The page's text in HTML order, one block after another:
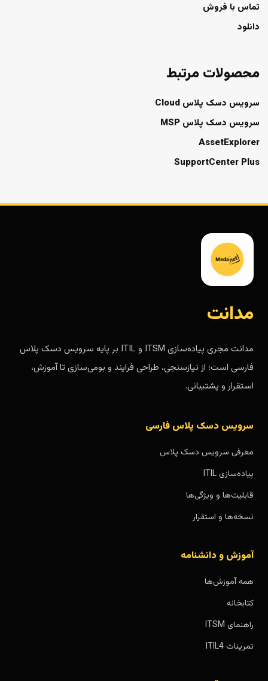
تماس با فروش
دانلود
محصولات مرتبط
سرویس دسک پلاس Cloud
سرویس دسک پلاس MSP
AssetExplorer
SupportCenter Plus
مدانت
مدانت مجری پیاده‌سازی ITSM و ITIL بر پایه سرویس دسک پلاس
فارسی است؛ از نیازسنجی، طراحی فرایند و بومی‌سازی تا آموزش،
استقرار و پشتیبانی.
سرویس دسک پلاس فارسی
معرفی سرویس دسک پلاس
پیاده‌سازی ITIL
قابلیت‌ها و ویژگی‌ها
نسخه‌ها و استقرار
آموزش و دانشنامه
همه آموزش‌ها
کتابخانه
راهنمای ITSM
تمرینات ITIL4